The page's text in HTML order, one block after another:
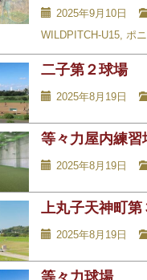
2025年9月10日
WILDPITCH-U15, ポ
二子第２球場
2025年8月19日
等々力屋内練習
2025年8月19日
上丸子天神町第
2025年8月19日